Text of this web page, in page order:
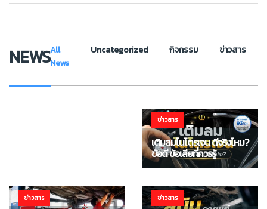
NEWSAll
News
Uncategorized กิจกรรม ข่าวสาร
ข่าวสาร
เติมลมไนโตรเจน ดีจริงไหม?
ข้อดี ข้อเสียที่ควรรู้
ข่าวสาร ข่าวสาร